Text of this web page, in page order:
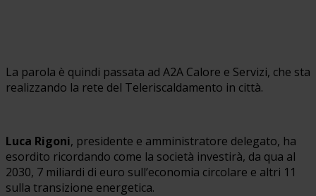
La parola è quindi passata ad A2A Calore e Servizi, che sta
realizzando la rete del Teleriscaldamento in città.
Luca Rigoni, presidente e amministratore delegato, ha
esordito ricordando come la società investirà, da qua al
2030, 7 miliardi di euro sull’economia circolare e altri 11
sulla transizione energetica.